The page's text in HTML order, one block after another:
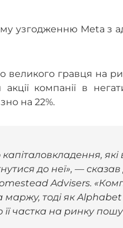
узгодженню Meta з
великого гравця на
компанії в
на 22%.
які
до неї», —
Advisers.
маржу, тоді як
частка на ринку